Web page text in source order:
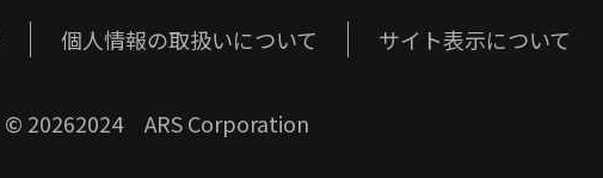
個人情報の取扱いについて サイト表示について
© 20262024 ARS Corporation